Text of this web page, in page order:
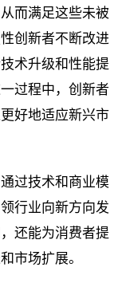
而满足这些未被
创新者不断改进
术升级和性能提
过程中，创新者
好地适应新兴市
过技术和商业模
行业向新方向发
还能为消费者提
市场扩展。